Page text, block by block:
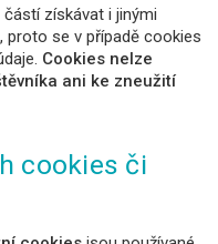
získávat i jinými
proto se v případě cookies
Cookies nelze
ani ke zneužití
cookies či